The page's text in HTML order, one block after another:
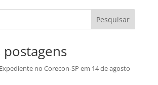
Pesquisar
no Corecon-SP em 14 de agosto